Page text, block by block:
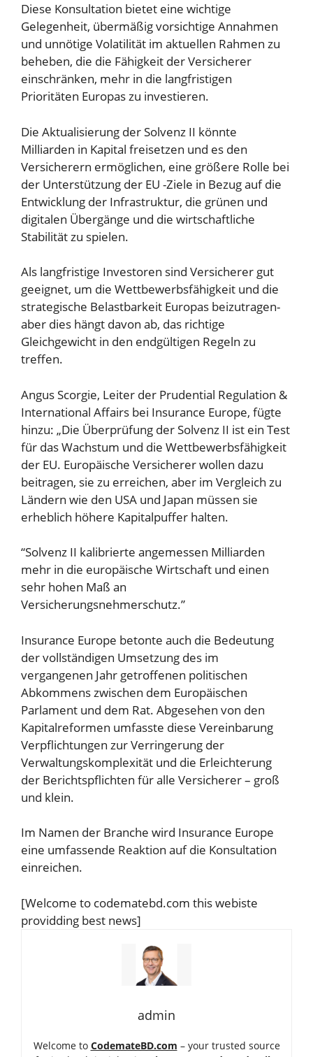
Diese Konsultation bietet eine wichtige
Gelegenheit, übermäßig vorsichtige Annahmen
und unnötige Volatilität im aktuellen Rahmen zu
beheben, die die Fähigkeit der Versicherer
einschränken, mehr in die langfristigen
Prioritäten Europas zu investieren.
Die Aktualisierung der Solvenz II könnte
Milliarden in Kapital freisetzen und es den
Versicherern ermöglichen, eine größere Rolle bei
der Unterstützung der EU -Ziele in Bezug auf die
Entwicklung der Infrastruktur, die grünen und
digitalen Übergänge und die wirtschaftliche
Stabilität zu spielen.
Als langfristige Investoren sind Versicherer gut
geeignet, um die Wettbewerbsfähigkeit und die
strategische Belastbarkeit Europas beizutragen-
aber dies hängt davon ab, das richtige
Gleichgewicht in den endgültigen Regeln zu
treffen.
Angus Scorgie, Leiter der Prudential Regulation &
International Affairs bei Insurance Europe, fügte
hinzu: „Die Überprüfung der Solvenz II ist ein Test
für das Wachstum und die Wettbewerbsfähigkeit
der EU. Europäische Versicherer wollen dazu
beitragen, sie zu erreichen, aber im Vergleich zu
Ländern wie den USA und Japan müssen sie
erheblich höhere Kapitalpuffer halten.
“Solvenz II kalibrierte angemessen Milliarden
mehr in die europäische Wirtschaft und einen
sehr hohen Maß an
Versicherungsnehmerschutz.”
Insurance Europe betonte auch die Bedeutung
der vollständigen Umsetzung des im
vergangenen Jahr getroffenen politischen
Abkommens zwischen dem Europäischen
Parlament und dem Rat. Abgesehen von den
Kapitalreformen umfasste diese Vereinbarung
Verpflichtungen zur Verringerung der
Verwaltungskomplexität und die Erleichterung
der Berichtspflichten für alle Versicherer – groß
und klein.
Im Namen der Branche wird Insurance Europe
eine umfassende Reaktion auf die Konsultation
einreichen.
[Welcome to codematebd.com this webiste
providding best news]
admin
Welcome to CodemateBD.com – your trusted source